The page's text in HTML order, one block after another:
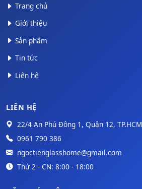
Trang chủ
Giới thiệu
Sản phẩm
Tin tức
Liên hệ
LIÊN HỆ
22/4 An Phú Đông 1, Quận 12, TP.HCM
0961 790 386
ngoctienglasshome@gmail.com
Thứ 2 - CN: 8:00 - 18:00